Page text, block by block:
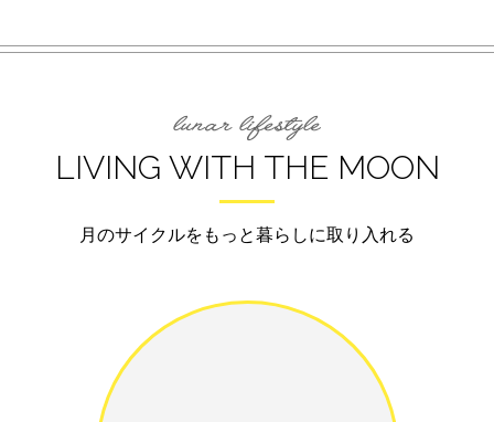
LIVING WITH THE MOON
月のサイクルをもっと暮らしに取り入れる